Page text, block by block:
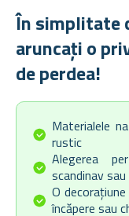
În simplitate
aruncați o
de perdea!
Materialele
rustic
Alegerea
scandinav
O
încăpere sau